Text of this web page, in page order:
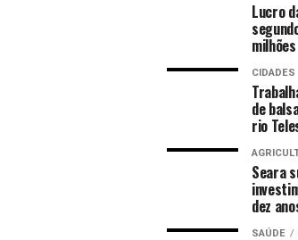
Lucro
milhões
CIDADES
de
rio
Seara
dez
SAÚDE